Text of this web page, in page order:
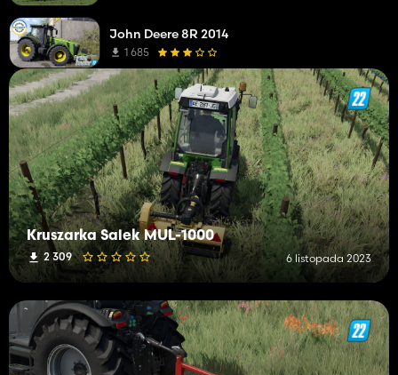
Kruszarka Salek MUL-1000
2 309 6 listopada 2023
John Deere 8R 2014
1 685